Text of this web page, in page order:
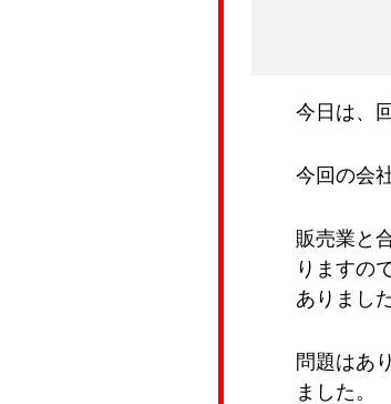
今日は、
今回の会
販売業と
りますの
ありました
問題はあ
ました。